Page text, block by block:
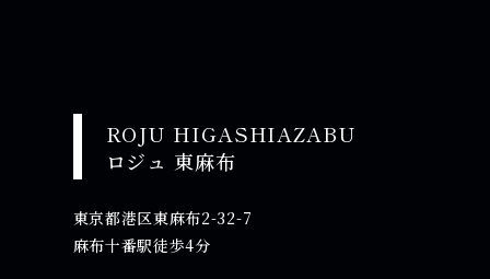
ROJU HIGASHIAZABU
ロジュ 東⿇布
東京都港区東⿇布2-32-7
⿇布⼗番駅徒歩4分